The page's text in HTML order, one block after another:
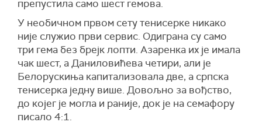
препустила само шест гемова.
У необичном првом сету тенисерке никако
није служио први сервис. Одиграна су само
три гема без брејк лопти. Азаренка их је имала
чак шест, а Даниловићева четири, али је
Белорускиња капитализовала две, а српска
тенисерка једну више. Довољно за вођство,
до којег је могла и раније, док је на семафору
писало 4:1.